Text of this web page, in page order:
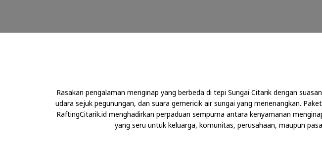
Rasakan pengalaman menginap yang berbeda di tepi Sungai Citarik dengan
udara sejuk pegunungan, dan suara gemericik air sungai yang menenangkan.
RaftingCitarik.id menghadirkan perpaduan sempurna antara kenyamanan
yang seru untuk keluarga, komunitas, perusahaan, maupun